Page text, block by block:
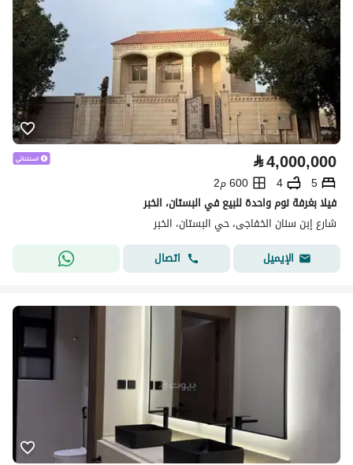
⃁4,000,000
5
4
600 م2
فيلا بغرفة نوم واحدة للبيع في البستان، الخبر
شارع إبن سنان الخفاجى، حي البستان، الخبر
الإيميل
اتصال